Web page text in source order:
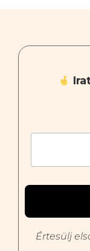
Értesülj